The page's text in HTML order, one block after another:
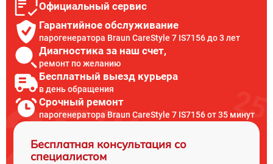
Официальный сервис
Гарантийное обслуживание
парогенератора Braun CareStyle 7 IS7156 до 3 лет
Диагностика за наш счет,
ремонт по желанию
Бесплатный выезд курьера
в день обращения
Срочный ремонт
парогенератора Braun CareStyle 7 IS7156 от 35 минут
Бесплатная консультация со
специалистом